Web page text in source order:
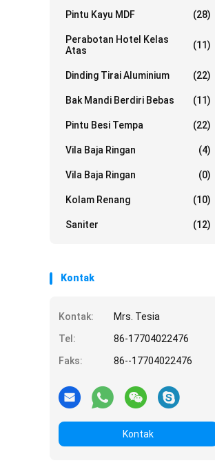
Pintu Kayu MDF (28)
Perabotan Hotel Kelas
Atas
(11)
Dinding Tirai Aluminium (22)
Bak Mandi Berdiri Bebas (11)
Pintu Besi Tempa (22)
Vila Baja Ringan (4)
Vila Baja Ringan (0)
Kolam Renang (10)
Saniter (12)
Kontak
Kontak:
Mrs. Tesia
Tel:
86-17704022476
Faks:
86--17704022476
Kontak